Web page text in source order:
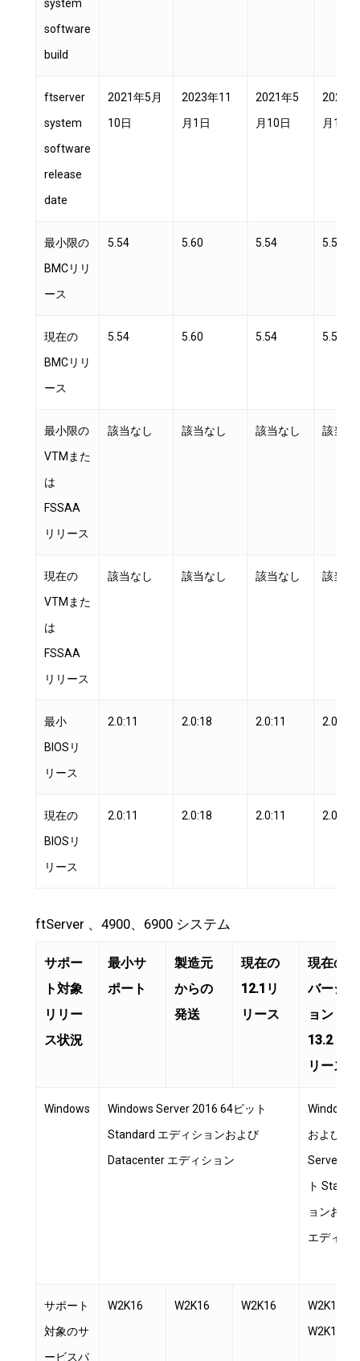
system
software
build
ftserver
system
software
release
date
2021年5月
10日
2023年11
月1日
2021年5
月10日
2022
月14日
最小限の
BMCリリ
ース
5.54 5.60 5.54 5.54
現在の
BMCリリ
ース
5.54 5.60 5.54 5.57
最小限の
VTMまた
は
FSSAA
リリース
該当なし 該当なし 該当なし 該当な
現在の
VTMまた
は
FSSAA
リリース
該当なし 該当なし 該当なし 該当な
最小
BIOSリ
リース
2.0:11 2.0:18 2.0:11 2.0:11
現在の
BIOSリ
リース
2.0:11 2.0:18 2.0:11 2.0:15
ftServer 、4900、6900 システム
サポー
ト対象
リリー
ス状況
最小サ
ポート
製造元
からの
発送
現在の
12.1リ
リース
現在の
バージ
ョン
13.2 リ
リース
Windows
Windows Server 2016 64ビット
Standard エディションおよび
Datacenter エディション
Windows
および
Server
ト
ョンおよ
エディシ
サポート
対象のサ
ービスパ
W2K16 W2K16 W2K16
W2K16 &
W2K19